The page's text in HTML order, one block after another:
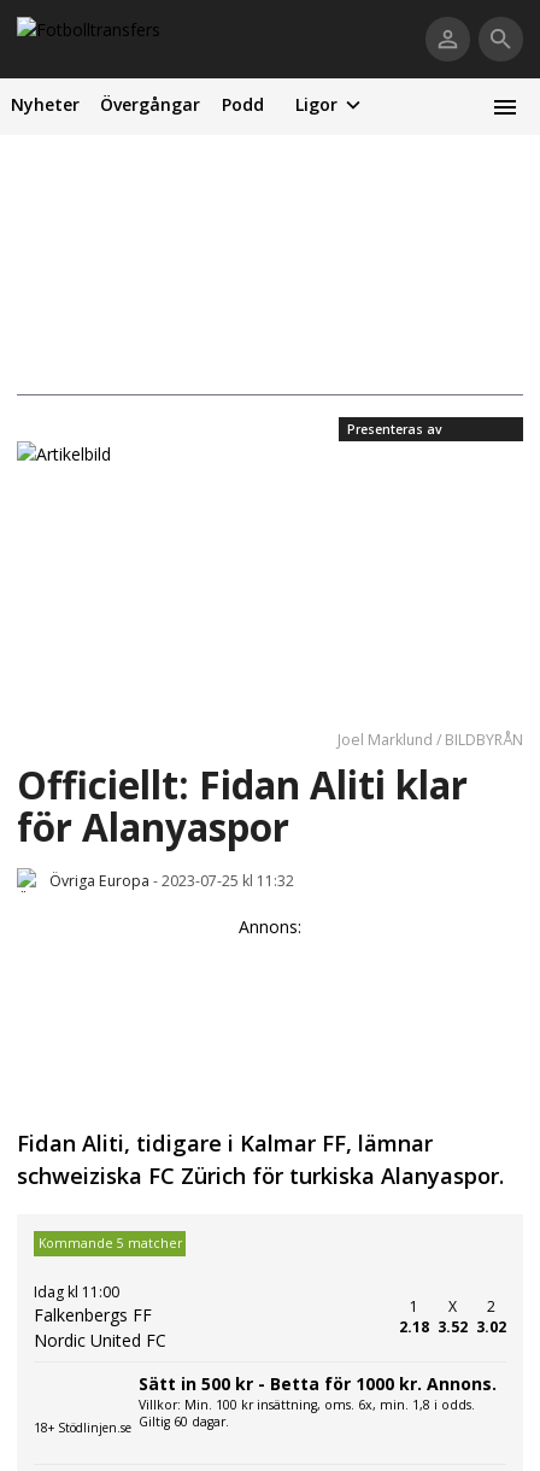
Nyheter Övergångar Podd Ligor
Presenteras av
Joel Marklund / BILDBYRÅN
Officiellt: Fidan Aliti klar
för Alanyaspor
Övriga Europa -2023-07-25 kl 11:32
Annons:
Fidan Aliti, tidigare i Kalmar FF, lämnar
schweiziska FC Zürich för turkiska Alanyaspor.
Kommande 5 matcher
Idag kl 11:00
Falkenbergs FF
Nordic United FC
1
2.18
X
3.52
2
3.02
18+ Stödlinjen.se
Sätt in 500 kr - Betta för 1000 kr. Annons.
Villkor: Min. 100 kr insättning, oms. 6x, min. 1,8 i odds.
Giltig 60 dagar.